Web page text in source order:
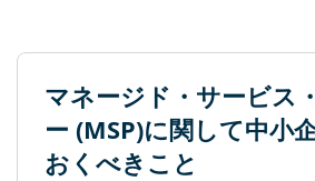
マネージド・サービス
ー (MSP)に関して中小
おくべきこと